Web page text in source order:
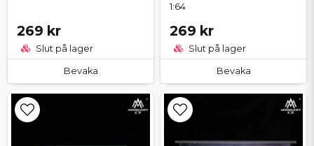
269 kr
Slut på lager
Bevaka
1:64
269 kr
Slut på lager
Bevaka